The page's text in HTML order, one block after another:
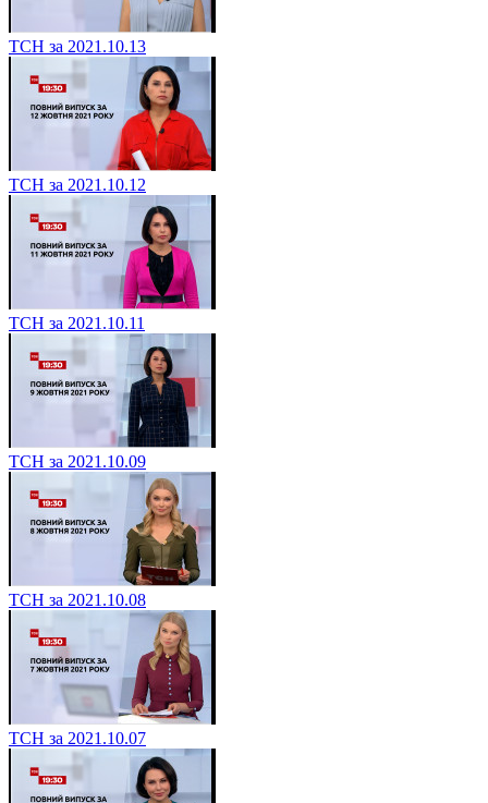
ТСН за 2021.10.13
ТСН за 2021.10.12
ТСН за 2021.10.11
ТСН за 2021.10.09
ТСН за 2021.10.08
ТСН за 2021.10.07